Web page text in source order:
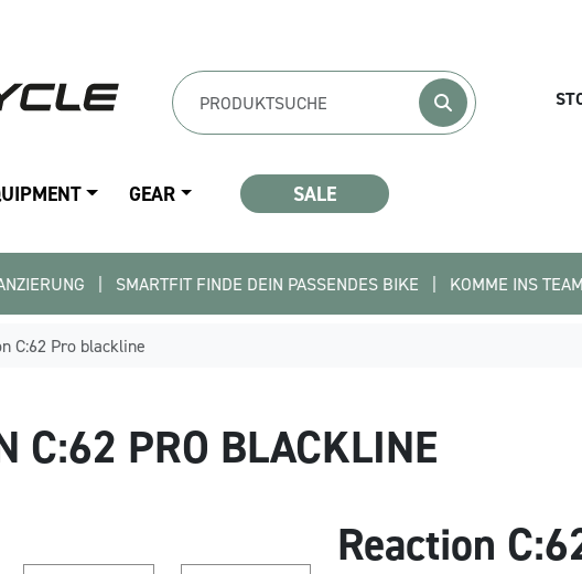
GEAR SALE
SMARTFIT FINDE DEIN PASSENDES BIKE   |   KOMME INS TEAM - BEWIRB
C:62 Pro blackline
C:62 PRO BLACKLINE
Reaction